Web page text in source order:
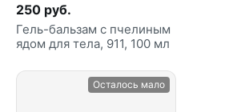
250 руб.
Гель-бальзам с пчелиным
ядом для тела, 911, 100 мл
Осталось мало